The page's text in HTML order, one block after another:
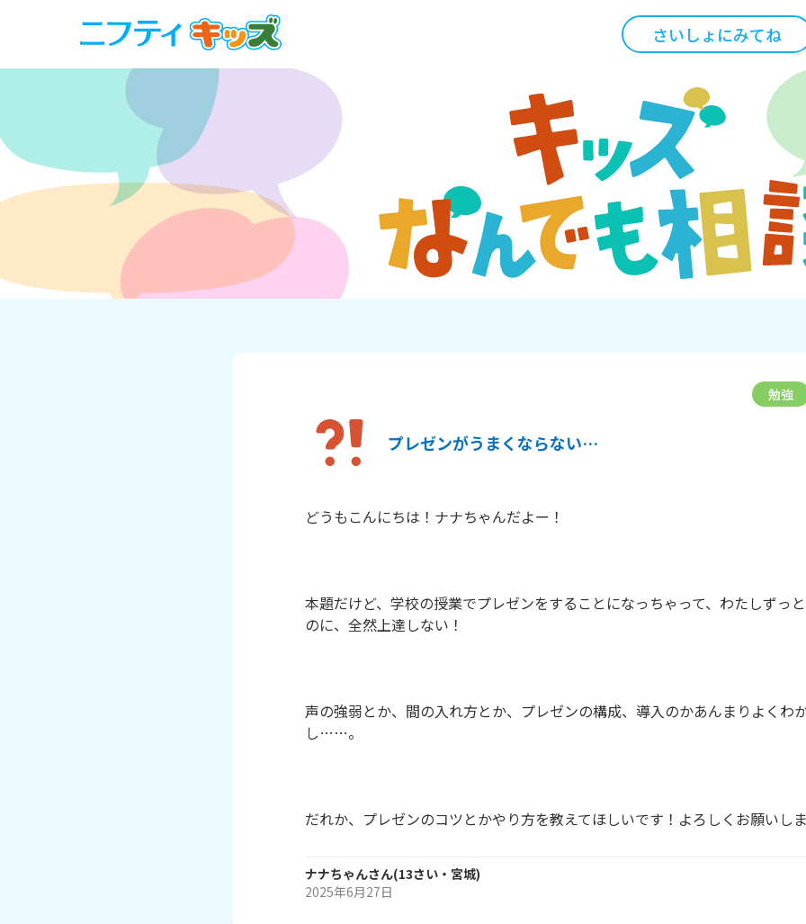
さいしょにみてね
勉強
プレゼンがうまくならない…
どうもこんにちは！ナナちゃんだよー！
本題だけど、学校の授業でプレゼンをすることになっちゃって、わたしずっ
のに、全然上達しない！
声の強弱とか、間の入れ方とか、プレゼンの構成、導入のかあんまりよくわ
し……。
だれか、プレゼンのコツとかやり方を教えてほしいです！よろしくお願いし
ナナちゃんさん(13さい・ 宮城)
2025年6月27日